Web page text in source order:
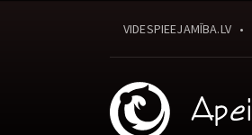
VIDESPIEEJAMĪBA.LV